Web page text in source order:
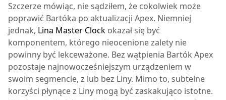
Szczerze mówiąc, nie sądziłem, że cokolwiek może
poprawić Bartóka po aktualizacji Apex. Niemniej
jednak, Lina Master Clock okazał się być
komponentem, którego nieocenione zalety nie
powinny być lekceważone. Bez wątpienia Bartók Apex
pozostaje najnowocześniejszym urządzeniem w
swoim segmencie, z lub bez Liny. Mimo to, subtelne
korzyści płynące z Liny mogą być zaskakująco istotne.